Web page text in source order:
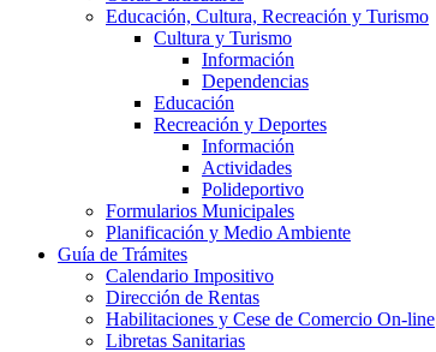
Educación, Cultura, Recreación y Turismo
Cultura y Turismo
Información
Dependencias
Educación
Recreación y Deportes
Información
Actividades
Polideportivo
Formularios Municipales
Planificación y Medio Ambiente
Guía de Trámites
Calendario Impositivo
Dirección de Rentas
Habilitaciones y Cese de Comercio On-line
Libretas Sanitarias